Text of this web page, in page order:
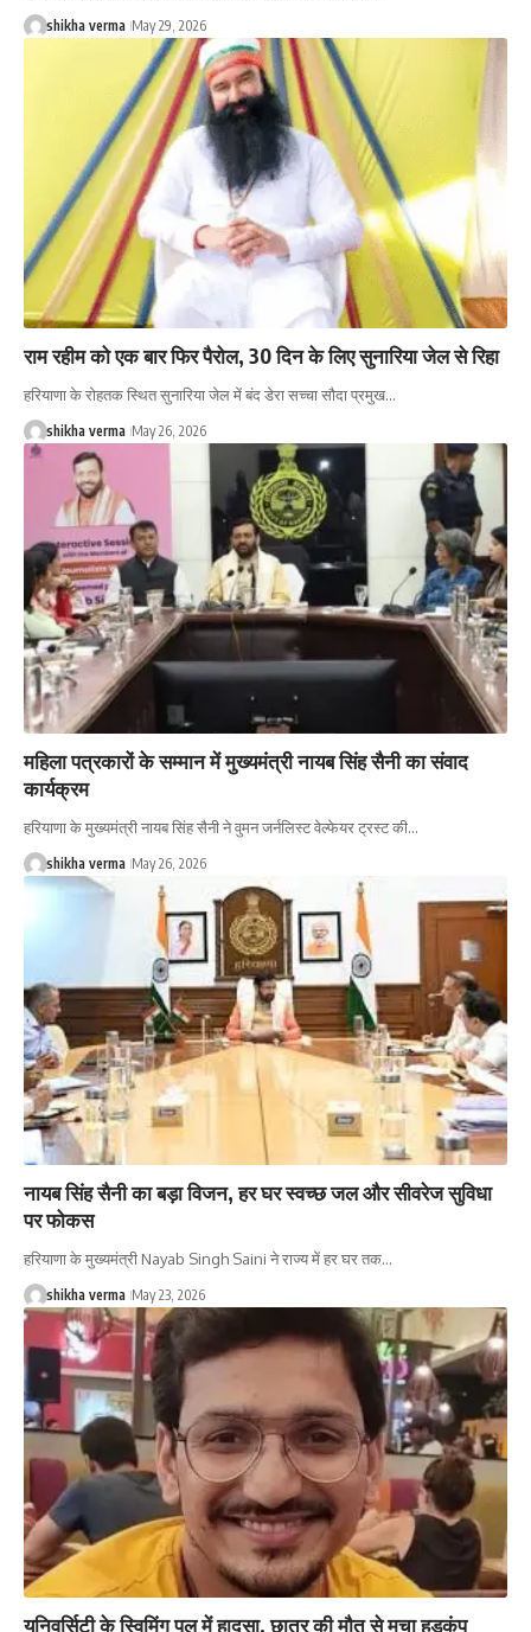
shikha verma May 29, 2026
राम रहीम को एक बार फिर पैरोल, 30 दिन के लिए सुनारिया जेल से रिहा
हरियाणा के रोहतक स्थित सुनारिया जेल में बंद डेरा सच्चा सौदा प्रमुख…
shikha verma May 26, 2026
महिला पत्रकारों के सम्मान में मुख्यमंत्री नायब सिंह सैनी का संवाद
कार्यक्रम
हरियाणा के मुख्यमंत्री नायब सिंह सैनी ने वुमन जर्नलिस्ट वेल्फेयर ट्रस्ट की…
shikha verma May 26, 2026
नायब सिंह सैनी का बड़ा विजन, हर घर स्वच्छ जल और सीवरेज सुविधा
पर फोकस
हरियाणा के मुख्यमंत्री Nayab Singh Saini ने राज्य में हर घर तक…
shikha verma May 23, 2026
यूनिवर्सिटी के स्विमिंग पूल में हादसा, छात्र की मौत से मचा हड़कंप